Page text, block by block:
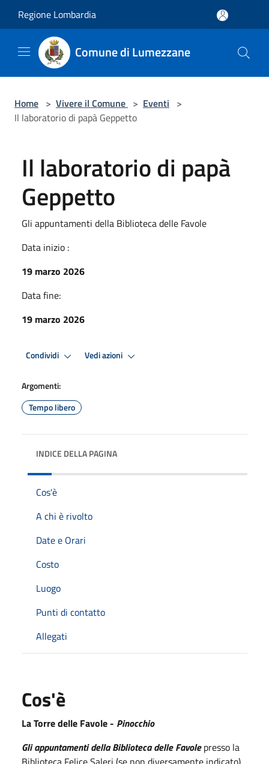
Regione Lombardia
Comune di Lumezzane
Home > Vivere il Comune > Eventi >
Il laboratorio di papà Geppetto
Il laboratorio di papà
Geppetto
Gli appuntamenti della Biblioteca delle Favole
Data inizio :
19 marzo 2026
Data fine:
19 marzo 2026
Condividi Vedi azioni
Argomenti:
Tempo libero
INDICE DELLA PAGINA
Cos'è
A chi è rivolto
Date e Orari
Costo
Luogo
Punti di contatto
Allegati
Cos'è
La Torre delle Favole - Pinocchio
Gli appuntamenti della Biblioteca delle Favolepresso la